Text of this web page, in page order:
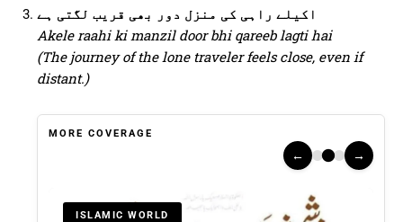
اکیلے راہی کی منزل دور بھی قریب لگتی ہے
Akele raahi ki manzil door bhi qareeb lagti hai
(The journey of the lone traveler feels close, even if
distant.)
MORE COVERAGE
← →
ISLAMIC WORLD